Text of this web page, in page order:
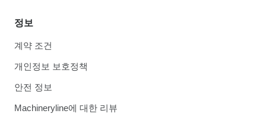
정보
계약 조건
개인정보 보호정책
안전 정보
Machineryline에 대한 리뷰